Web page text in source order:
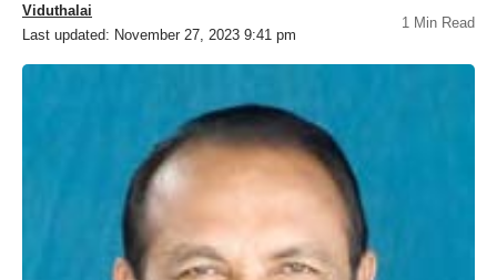
Last updated: November 27, 2023 9:41 pm
Viduthalai
1 Min Read